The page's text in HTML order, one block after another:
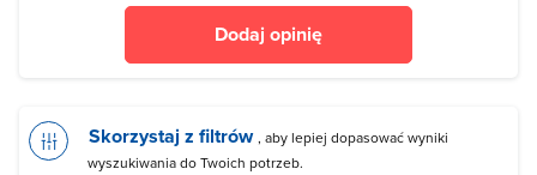
Dodaj opinię
Skorzystaj z filtrów , aby lepiej dopasować wyniki
wyszukiwania do Twoich potrzeb.